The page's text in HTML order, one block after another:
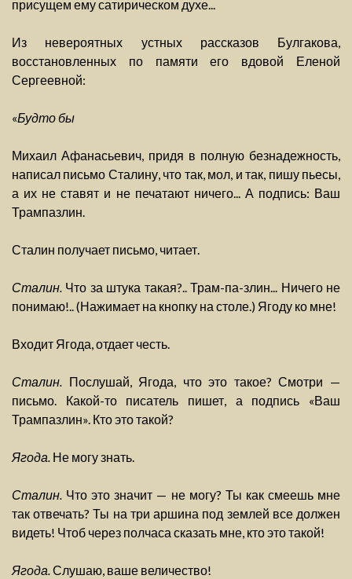
присущем ему сатирическом духе...
Из невероятных устных рассказов Булгакова,
восстановленных по памяти его вдовой Еленой
Сергеевной:
«Будто бы
Михаил Афанасьевич, придя в полную безнадежность,
написал письмо Сталину, что так, мол, и так, пишу пьесы,
а их не ставят и не печатают ничего... А подпись: Ваш
Трампазлин.
Сталин получает письмо, читает.
Сталин. Что за штука такая?.. Трам-па-злин... Ничего не
понимаю!.. (Нажимает на кнопку на столе.) Ягоду ко мне!
Входит Ягода, отдает честь.
Сталин. Послушай, Ягода, что это такое? Смотри —
письмо. Какой-то писатель пишет, а подпись «Ваш
Трампазлин». Кто это такой?
Ягода. Не могу знать.
Сталин. Что это значит — не могу? Ты как смеешь мне
так отвечать? Ты на три аршина под землей все должен
видеть! Чтоб через полчаса сказать мне, кто это такой!
Ягода.Слушаю, ваше величество!